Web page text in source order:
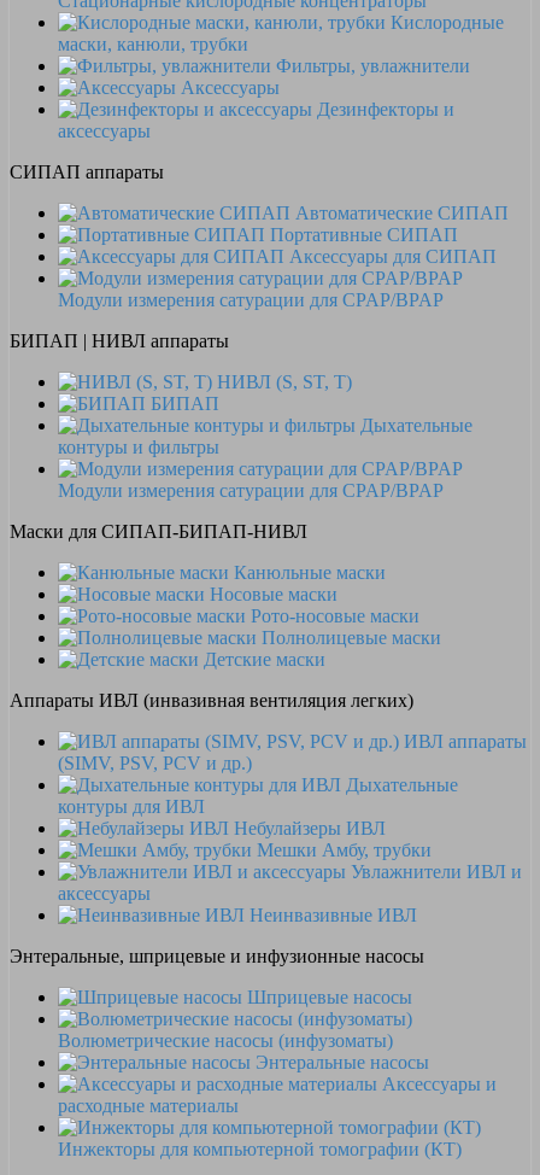
Кислородные
маски, канюли, трубки
Фильтры, увлажнители
Аксессуары
Дезинфекторы и
аксессуары
СИПАП аппараты
Автоматические СИПАП
Портативные СИПАП
Аксессуары для СИПАП
Модули измерения сатурации для CPAP/BPAP
БИПАП | НИВЛ аппараты
НИВЛ (S, ST, T)
БИПАП
Дыхательные
контуры и фильтры
Модули измерения сатурации для CPAP/BPAP
Маски для СИПАП-БИПАП-НИВЛ
Канюльные маски
Носовые маски
Рото-носовые маски
Полнолицевые маски
Детские маски
Аппараты ИВЛ (инвазивная вентиляция легких)
ИВЛ аппараты
(SIMV, PSV, PCV и др.)
Дыхательные
контуры для ИВЛ
Небулайзеры ИВЛ
Мешки Амбу, трубки
Увлажнители ИВЛ и
аксессуары
Неинвазивные ИВЛ
Энтеральные, шприцевые и инфузионные насосы
Шприцевые насосы
Волюметрические насосы (инфузоматы)
Энтеральные насосы
Аксессуары и
расходные материалы
Инжекторы для компьютерной томографии (КТ)